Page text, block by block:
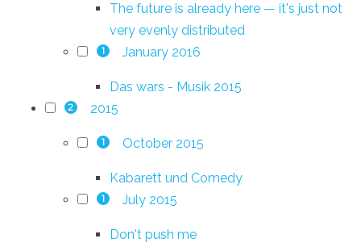
The future is already here — it's just not
very evenly distributed
1 January 2016
Das wars - Musik 2015
2 2015
1 October 2015
Kabarett und Comedy
1 July 2015
Don't push me